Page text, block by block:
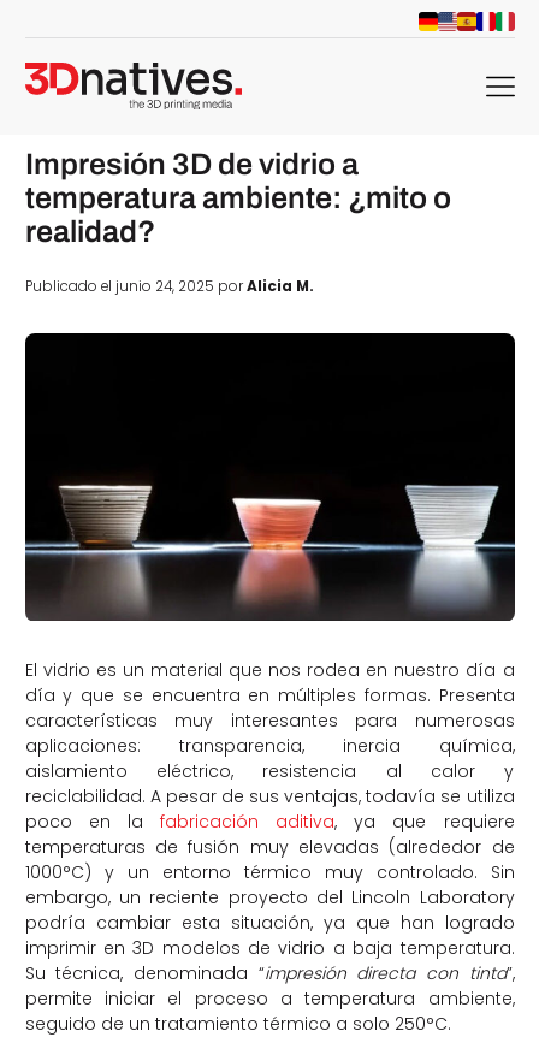
menu
Impresión 3D de vidrio a
temperatura ambiente: ¿mito o
realidad?
Publicado el junio 24, 2025 porAlicia M.
El vidrio es un material que nos rodea en nuestro día a
día y que se encuentra en múltiples formas. Presenta
características muy interesantes para numerosas
aplicaciones: transparencia, inercia química,
aislamiento eléctrico, resistencia al calor y
reciclabilidad. A pesar de sus ventajas, todavía se utiliza
poco en la fabricación aditiva, ya que requiere
temperaturas de fusión muy elevadas (alrededor de
1000°C) y un entorno térmico muy controlado. Sin
embargo, un reciente proyecto del Lincoln Laboratory
podría cambiar esta situación, ya que han logrado
imprimir en 3D modelos de vidrio a baja temperatura.
Su técnica, denominada “impresión directa con tinta”,
permite iniciar el proceso a temperatura ambiente,
seguido de un tratamiento térmico a solo 250°C.